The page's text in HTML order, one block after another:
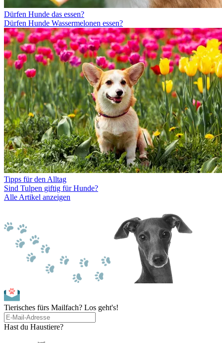
Dürfen Hunde das essen?
Dürfen Hunde Wassermelonen essen?
Tipps für den Alltag
Sind Tulpen giftig für Hunde?
Alle Artikel anzeigen
Tierisches fürs Mailfach? Los geht's!
Hast du Haustiere?